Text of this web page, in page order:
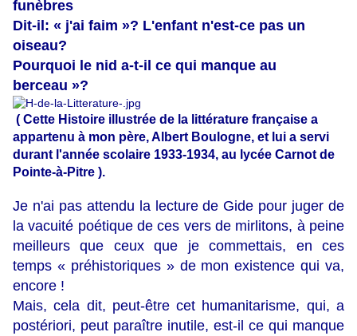
funèbres
Dit-il: « j'ai faim »? L'enfant n'est-ce pas un
oiseau?
Pourquoi le nid a-t-il ce qui manque au
berceau »?
( Cette Histoire illustrée de la littérature française a
appartenu à mon père, Albert Boulogne, et lui a servi
durant l'année scolaire 1933-1934, au lycée Carnot de
Pointe-à-Pitre ).
Je n'ai pas attendu la lecture de Gide pour juger de
la vacuité poétique de ces vers de mirlitons, à peine
meilleurs que ceux que je commettais, en ces
temps « préhistoriques » de mon existence qui va,
encore !
Mais, cela dit, peut-être cet humanitarisme, qui, a
postériori, peut paraître inutile, est-il ce qui manque